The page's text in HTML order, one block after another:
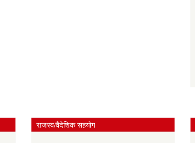
राजस्व/वैदेशिक सहयोग